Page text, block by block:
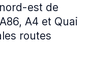
est de
A4 et Quai
routes